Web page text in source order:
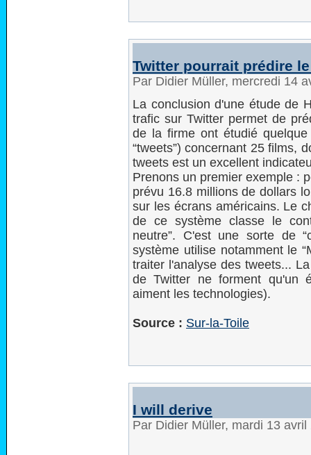
Twitter pourrait prédire
Par Didier Müller, mercredi 14
La conclusion d'une étude de
trafic sur Twitter permet de
de la firme ont étudié
“tweets”) concernant 25 films,
tweets est un excellent
Prenons un premier exemple :
prévu 16.8 millions de dollars
sur les écrans américains. Le
de ce système classe le
neutre”. C'est une sorte de
système utilise notamment le
traiter l'analyse des tweets...
de Twitter ne forment qu'un
aiment les technologies).
Source : Sur-la-Toile
I will derive
Par Didier Müller, mardi 13